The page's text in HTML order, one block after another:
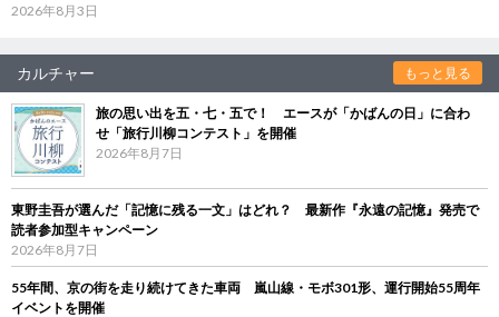
2026年8月3日
カルチャー もっと見る
旅の思い出を五・七・五で！ エースが「かばんの日」に合わ
せ「旅行川柳コンテスト」を開催
2026年8月7日
東野圭吾が選んだ「記憶に残る一文」はどれ？ 最新作『永遠の記憶』発売で
読者参加型キャンペーン
2026年8月7日
55年間、京の街を走り続けてきた車両 嵐山線・モボ301形、運行開始55周年
イベントを開催